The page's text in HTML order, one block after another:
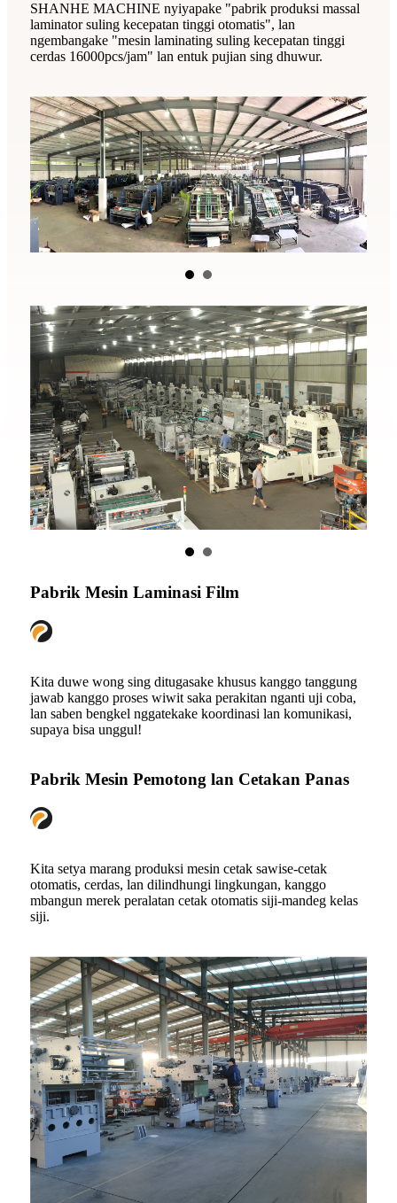
SHANHE MACHINE nyiyapake "pabrik produksi massal
laminator suling kecepatan tinggi otomatis", lan
ngembangake "mesin laminating suling kecepatan tinggi
cerdas 16000pcs/jam" lan entuk pujian sing dhuwur.
Pabrik Mesin Laminasi Film
Kita duwe wong sing ditugasake khusus kanggo tanggung
jawab kanggo proses wiwit saka perakitan nganti uji coba,
lan saben bengkel nggatekake koordinasi lan komunikasi,
supaya bisa unggul!
Pabrik Mesin Pemotong lan Cetakan Panas
Kita setya marang produksi mesin cetak sawise-cetak
otomatis, cerdas, lan dilindhungi lingkungan, kanggo
mbangun merek peralatan cetak otomatis siji-mandeg kelas
siji.